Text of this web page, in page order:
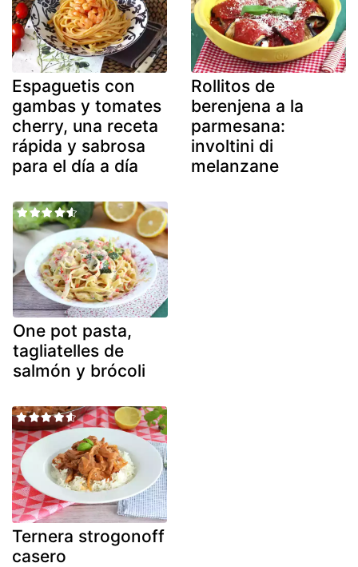
Espaguetis con
gambas y tomates
cherry, una receta
rápida y sabrosa
para el día a día
Rollitos de
berenjena a la
parmesana:
involtini di
melanzane
One pot pasta,
tagliatelles de
salmón y brócoli
Ternera strogonoff
casero